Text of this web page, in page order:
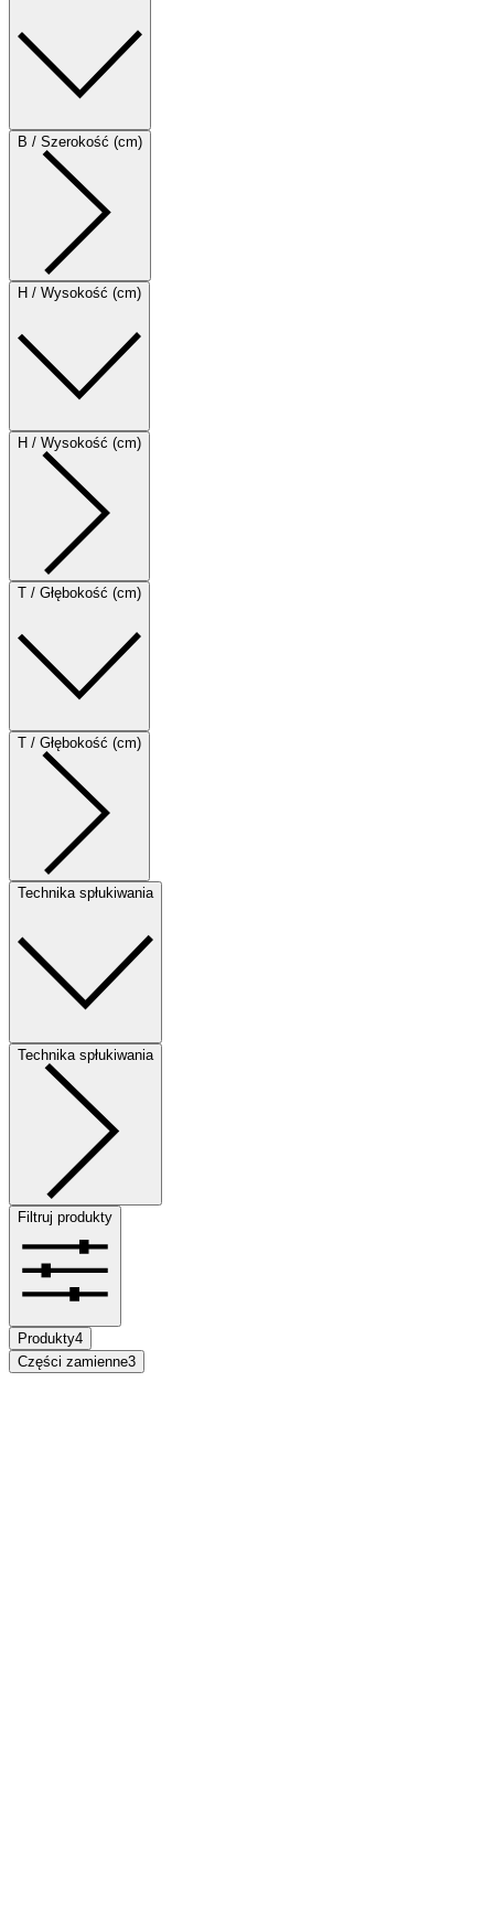
B / Szerokość (cm)
H / Wysokość (cm)
H / Wysokość (cm)
T / Głębokość (cm)
T / Głębokość (cm)
Technika spłukiwania
Technika spłukiwania
Filtruj produkty
Produkty4
Części zamienne3